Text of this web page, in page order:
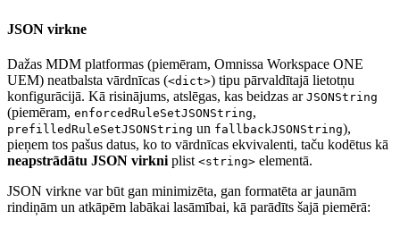
JSON virkne
Dažas MDM platformas (piemēram, Omnissa Workspace ONE
UEM) neatbalsta vārdnīcas (<dict>) tipu pārvaldītajā lietotņu
konfigurācijā. Kā risinājums, atslēgas, kas beidzas ar JSONString
(piemēram, enforcedRuleSetJSONString,
prefilledRuleSetJSONString un fallbackJSONString),
pieņem tos pašus datus, ko to vārdnīcas ekvivalenti, taču kodētus kā
neapstrādātu JSON virkni plist <string> elementā.
JSON virkne var būt gan minimizēta, gan formatēta ar jaunām
rindiņām un atkāpēm labākai lasāmībai, kā parādīts šajā piemērā: